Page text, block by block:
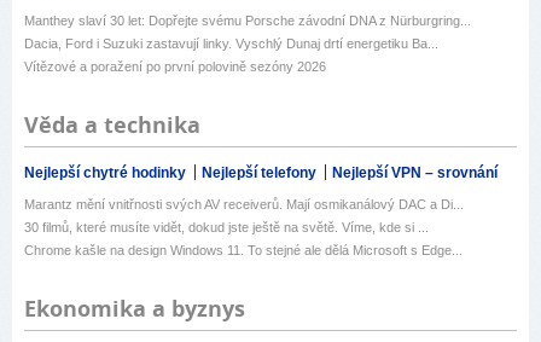
Manthey slaví 30 let: Dopřejte svému Porsche závodní DNA z Nürburgring...
Dacia, Ford i Suzuki zastavují linky. Vyschlý Dunaj drtí energetiku Ba...
Vítězové a poražení po první polovině sezóny 2026
Věda a technika
Nejlepší chytré hodinky Nejlepší telefony Nejlepší VPN – srovnání
Marantz mění vnitřnosti svých AV receiverů. Mají osmikanálový DAC a Di...
30 filmů, které musíte vidět, dokud jste ještě na světě. Víme, kde si ...
Chrome kašle na design Windows 11. To stejné ale dělá Microsoft s Edge...
Ekonomika a byznys